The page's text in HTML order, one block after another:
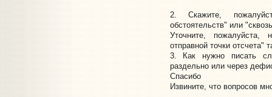
2. Скажите,
обстоятельств" или
Уточните,
отправной точки отсчета"
3. Как нужно писать
раздельно или через
Спасибо
Извините, что вопросов